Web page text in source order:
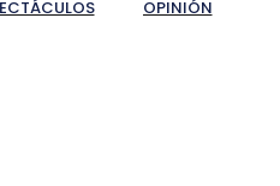
OPINIÓN